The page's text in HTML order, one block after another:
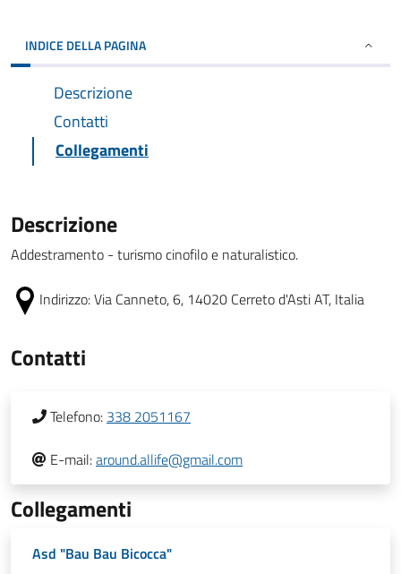
INDICE DELLA PAGINA
Descrizione
Contatti
Collegamenti
Descrizione
Addestramento - turismo cinofilo e naturalistico.
Indirizzo:Via Canneto, 6, 14020 Cerreto d'Asti AT, Italia
Contatti
Telefono: 338 2051167
E-mail:around.allife@gmail.com
Collegamenti
Asd "Bau Bau Bicocca"